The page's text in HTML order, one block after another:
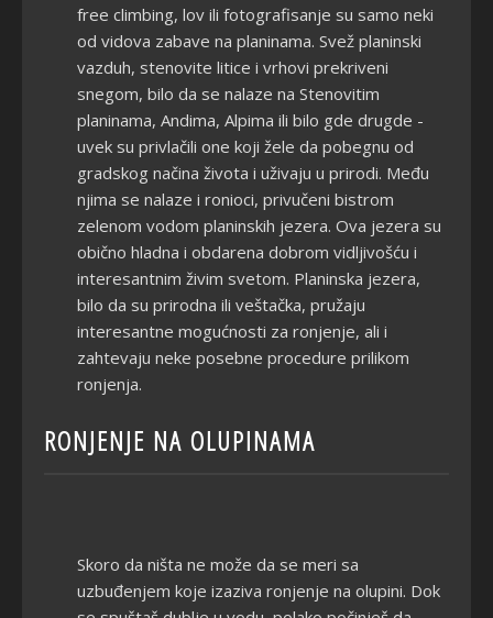
free climbing, lov ili fotografisanje su samo neki
od vidova zabave na planinama. Svež planinski
vazduh, stenovite litice i vrhovi prekriveni
snegom, bilo da se nalaze na Stenovitim
planinama, Andima, Alpima ili bilo gde drugde -
uvek su privlačili one koji žele da pobegnu od
gradskog načina života i uživaju u prirodi. Među
njima se nalaze i ronioci, privučeni bistrom
zelenom vodom planinskih jezera. Ova jezera su
obično hladna i obdarena dobrom vidljivošću i
interesantnim živim svetom. Planinska jezera,
bilo da su prirodna ili veštačka, pružaju
interesantne mogućnosti za ronjenje, ali i
zahtevaju neke posebne procedure prilikom
ronjenja.
RONJENJE NA OLUPINAMA
Skoro da ništa ne može da se meri sa
uzbuđenjem koje izaziva ronjenje na olupini. Dok